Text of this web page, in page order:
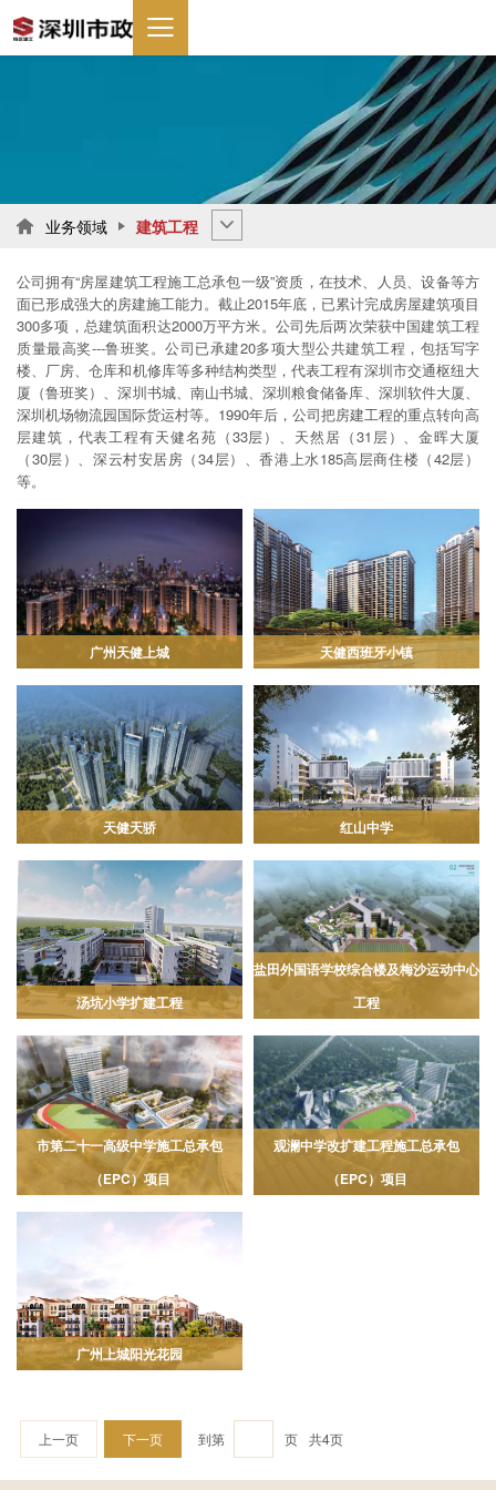
 业务领域 建筑工程
公司拥有“房屋建筑工程施工总承包一级”资质，在技术、人员、设备等方
面已形成强大的房建施工能力。截止2015年底，已累计完成房屋建筑项目
300多项，总建筑面积达2000万平方米。公司先后两次荣获中国建筑工程
质量最高奖---鲁班奖。公司已承建20多项大型公共建筑工程，包括写字
楼、厂房、仓库和机修库等多种结构类型，代表工程有深圳市交通枢纽大
厦（鲁班奖）、深圳书城、南山书城、深圳粮食储备库、深圳软件大厦、
深圳机场物流园国际货运村等。1990年后，公司把房建工程的重点转向高
层建筑，代表工程有天健名苑（33层）、天然居（31层）、金晖大厦
（30层）、深云村安居房（34层）、香港上水185高层商住楼（42层）
等。
广州天健上城 天健西班牙小镇
天健天骄 红山中学
汤坑小学扩建工程
盐田外国语学校综合楼及梅沙运动中心
工程
市第二十一高级中学施工总承包
（EPC）项目
观澜中学改扩建工程施工总承包
（EPC）项目
广州上城阳光花园
上一页 下一页 到第 页 共4页